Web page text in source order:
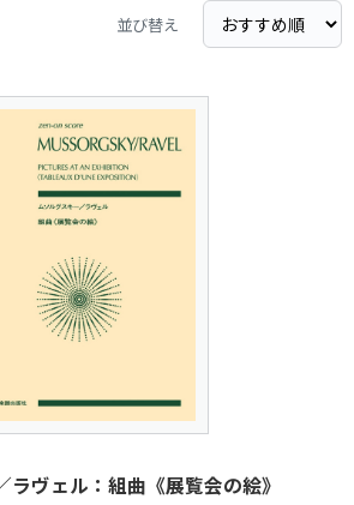
並び替え
ラヴェル：組曲《展覧会の絵》